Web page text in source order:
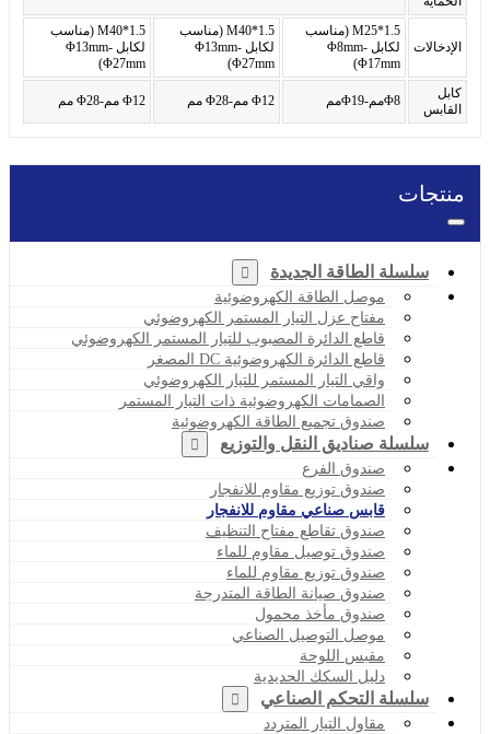
الإدخالات
M25*1.5 (مناسب
لكابل Φ8mm-
Φ17mm)
M40*1.5 (مناسب
لكابل Φ13mm-
Φ27mm)
M40*1.5 (مناسب
لكابل Φ13mm-
Φ27mm)
كابل
القابس
Φ8مم-Φ19مم Φ12 مم-Φ28 مم Φ12 مم-Φ28 مم
منتجات
سلسلة الطاقة الجديدة
موصل الطاقة الكهروضوئية
مفتاح عزل التيار المستمر الكهروضوئي
قاطع الدائرة المصبوب للتيار المستمر الكهروضوئي
قاطع الدائرة الكهروضوئية DC المصغر
واقي التيار المستمر للتيار الكهروضوئي
الصمامات الكهروضوئية ذات التيار المستمر
صندوق تجميع الطاقة الكهروضوئية
سلسلة صناديق النقل والتوزيع
صندوق الفرع
صندوق توزيع مقاوم للانفجار
قابس صناعي مقاوم للانفجار
صندوق تقاطع مفتاح التنظيف
صندوق توصيل مقاوم للماء
صندوق توزيع مقاوم للماء
صندوق صيانة الطاقة المتدرجة
صندوق مأخذ محمول
موصل التوصيل الصناعي
مقبس اللوحة
دليل السكك الحديدية
سلسلة التحكم الصناعي
مقاول التيار المتردد